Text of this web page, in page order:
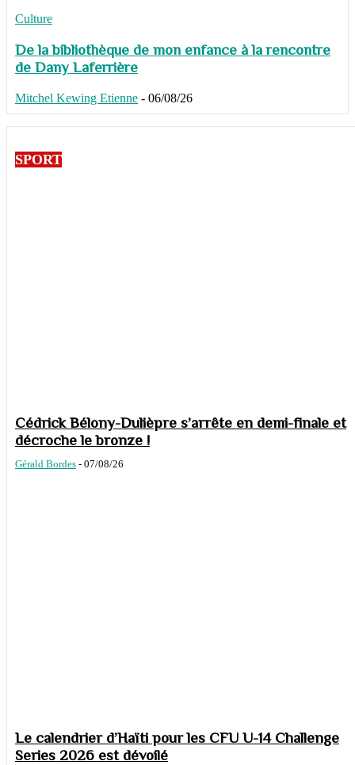
Culture
De la bibliothèque de mon enfance à la rencontre
de Dany Laferrière
Mitchel Kewing Etienne - 06/08/26
SPORT
Cédrick Bélony-Dulièpre s’arrête en demi-finale et
décroche le bronze !
Gérald Bordes - 07/08/26
Le calendrier d’Haïti pour les CFU U-14 Challenge
Series 2026 est dévoilé